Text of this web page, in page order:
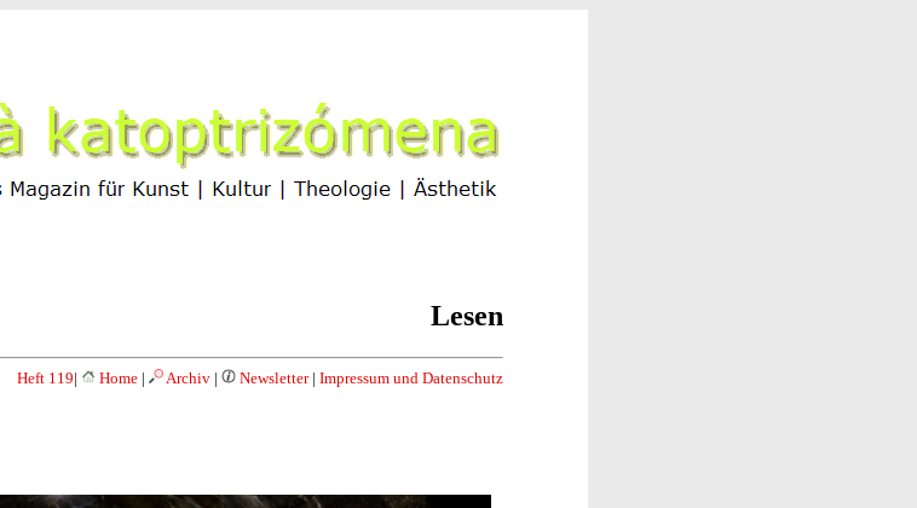
Lesen
Heft 119| Home | Archiv | Newsletter| Impressum und Datenschutz